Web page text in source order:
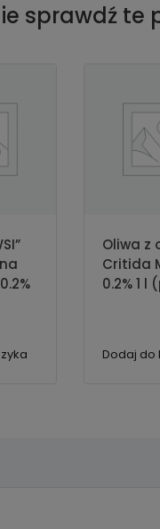
sprawdź te
Oliwa z
Critida
0.2% 1 l
Dodaj do